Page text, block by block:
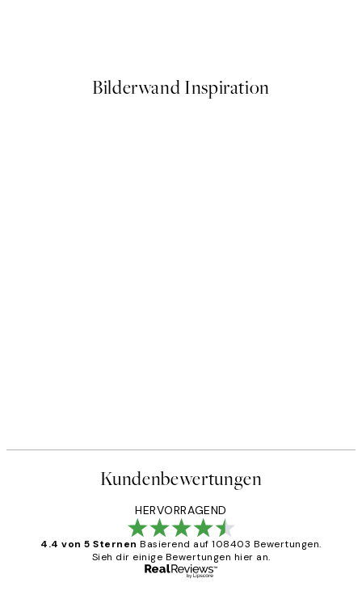
Bilderwand Inspiration
Kundenbewertungen
HERVORRAGEND
4.4 von 5 Sternen Basierend auf 108403 Bewertungen.
Sieh dir einige Bewertungen hier an.